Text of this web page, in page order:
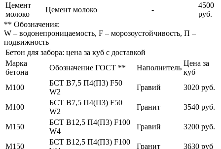
Цемент
молоко
Цемент молоко -
4500
руб.
** Обозначения:
W – водонепроницаемость, F – морозоустойчивость, П –
подвижность
Бетон для забора: цена за куб с доставкой
Марка
бетона
Обозначение ГОСТ ** Наполнитель
Цена за
куб
М100
БСТ В7,5 П4(П3) F50
W2
Гравий 3020 руб.
М100
БСТ В7,5 П4(П3) F50
W2
Гранит 3540 руб.
М150
БСТ В12,5 П4(П3) F100
W4
Гравий 3200 руб.
М150
БСТ В12,5 П4(П3) F100
Гранит 3630 руб